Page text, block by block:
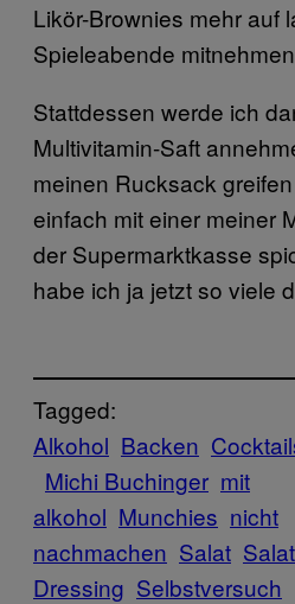
Likör-Brownies mehr auf
Spieleabende
Stattdessen werde ich
Multivitamin-Saft
meinen Rucksack
einfach mit einer meiner
der Supermarktkasse
habe ich ja jetzt so viele
Tagged:
Alkohol Backen
Michi Buchinger mit
alkohol Munchies nicht
nachmachen Salat
Dressing Selbstversuch